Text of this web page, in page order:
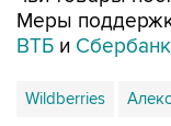
Меры
ВТБ и Сбербанк
Wildberries